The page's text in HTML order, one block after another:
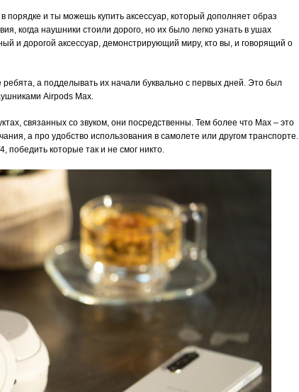
порядке и ты можешь купить аксессуар, который дополняет образ
когда наушники стоили дорого, но их было легко узнать в ушах
и дорогой аксессуар, демонстрирующий миру, кто вы, и говорящий о
а подделывать их начали буквально с первых дней. Это был
Airpods Max.
связанных со звуком, они посредственны. Тем более что Max – это
а про удобство использования в самолете или другом транспорте.
победить которые так и не смог никто.